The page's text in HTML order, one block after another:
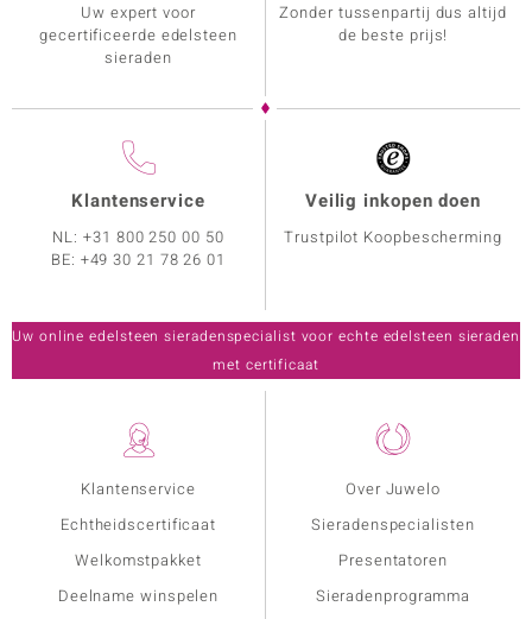
Klantenservice
Echtheidscertificaat
Welkomstpakket
Deelname winspelen
Over Juwelo
Sieradenspecialisten
Presentatoren
Sieradenprogramma
Uw expert voor
gecertificeerde edelsteen
sieraden
Zonder tussenpartij dus altijd
de beste prijs!
Klantenservice
NL:+31 800 250 00 50
BE: +49 30 21 78 26 01
Veilig inkopen doen
Trustpilot Koopbescherming
Uw online edelsteen sieradenspecialist voor echte edelsteen sieraden
met certificaat